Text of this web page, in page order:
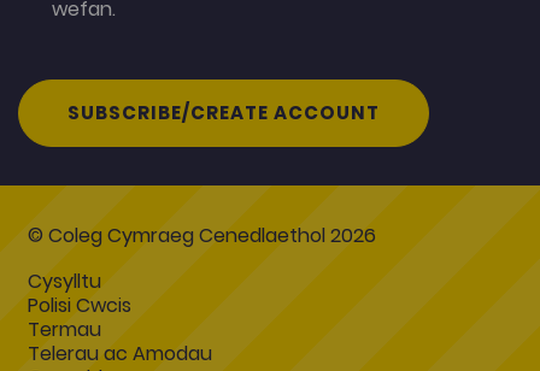
wefan.
SUBSCRIBE/CREATE ACCOUNT
© Coleg Cymraeg Cenedlaethol 2026
Cysylltu
Polisi Cwcis
Termau
Telerau ac Amodau